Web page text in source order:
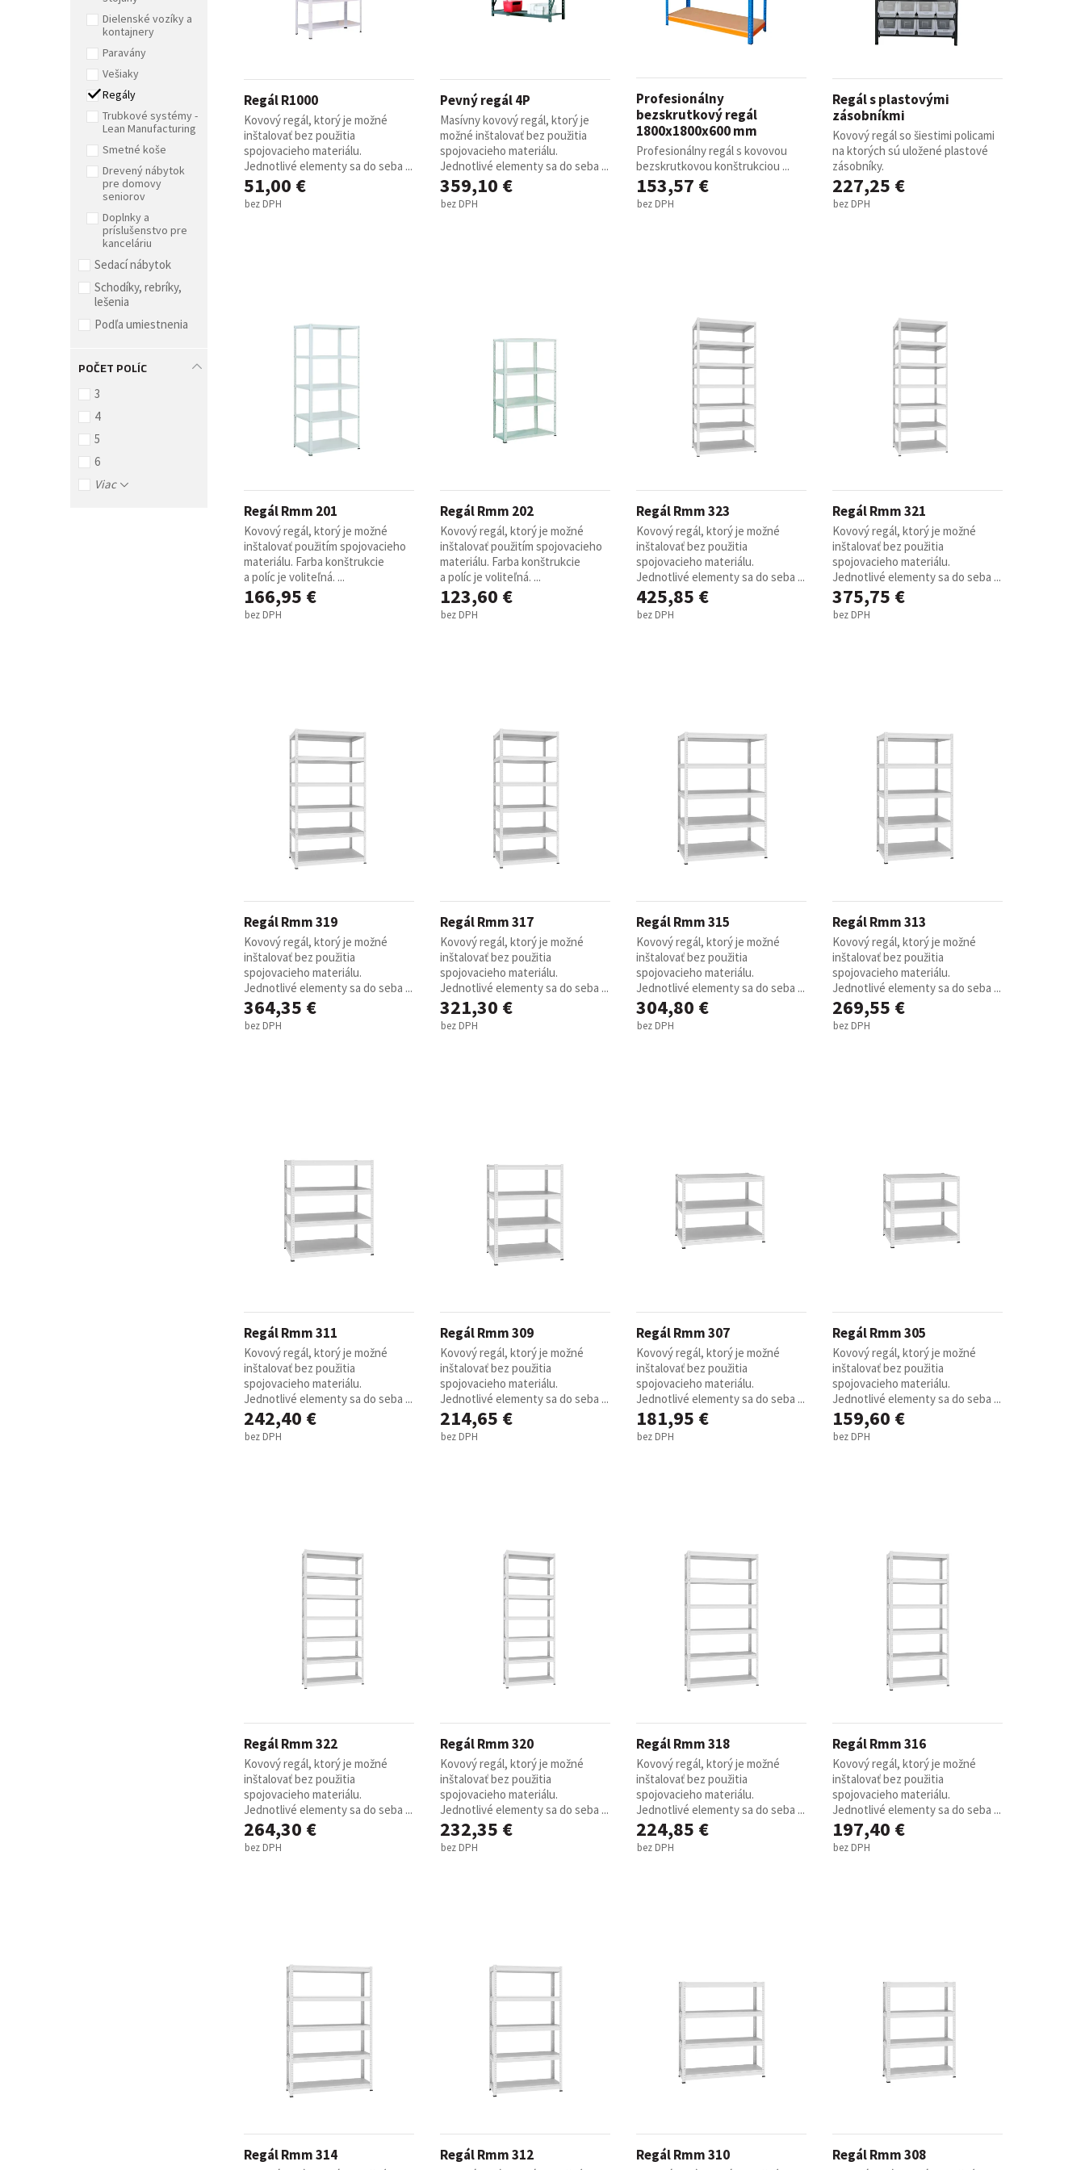
Dielenské vozíky a
kontajnery
Paravány
Vešiaky
Regály
Trubkové systémy -
Lean Manufacturing
Smetné koše
Drevený nábytok
pre domovy
seniorov
Doplnky a
príslušenstvo pre
kanceláriu
Sedací nábytok
Schodíky, rebríky,
lešenia
Podľa umiestnenia
POČET POLÍC
3
4
5
6
Viac
Regál R1000
Kovový regál, ktorý je možné
inštalovať bez použitia
spojovacieho materiálu.
Jednotlivé elementy sa do seba ...
51,00 €
bez DPH
Pevný regál 4P
Masívny kovový regál, ktorý je
možné inštalovať bez použitia
spojovacieho materiálu.
Jednotlivé elementy sa do seba ...
359,10 €
bez DPH
Profesionálny
bezskrutkový regál
1800x1800x600 mm
Profesionálny regál s kovovou
bezskrutkovou konštrukciou ...
153,57 €
bez DPH
Regál s plastovými
zásobníkmi
Kovový regál so šiestimi policami
na ktorých sú uložené plastové
zásobníky.
227,25 €
bez DPH
Regál Rmm 201
Kovový regál, ktorý je možné
inštalovať použitím spojovacieho
materiálu. Farba konštrukcie
a políc je voliteľná. ...
166,95 €
bez DPH
Regál Rmm 202
Kovový regál, ktorý je možné
inštalovať použitím spojovacieho
materiálu. Farba konštrukcie
a políc je voliteľná. ...
123,60 €
bez DPH
Regál Rmm 323
Kovový regál, ktorý je možné
inštalovať bez použitia
spojovacieho materiálu.
Jednotlivé elementy sa do seba ...
425,85 €
bez DPH
Regál Rmm 321
Kovový regál, ktorý je možné
inštalovať bez použitia
spojovacieho materiálu.
Jednotlivé elementy sa do seba ...
375,75 €
bez DPH
Regál Rmm 319
Kovový regál, ktorý je možné
inštalovať bez použitia
spojovacieho materiálu.
Jednotlivé elementy sa do seba ...
364,35 €
bez DPH
Regál Rmm 317
Kovový regál, ktorý je možné
inštalovať bez použitia
spojovacieho materiálu.
Jednotlivé elementy sa do seba ...
321,30 €
bez DPH
Regál Rmm 315
Kovový regál, ktorý je možné
inštalovať bez použitia
spojovacieho materiálu.
Jednotlivé elementy sa do seba ...
304,80 €
bez DPH
Regál Rmm 313
Kovový regál, ktorý je možné
inštalovať bez použitia
spojovacieho materiálu.
Jednotlivé elementy sa do seba ...
269,55 €
bez DPH
Regál Rmm 311
Kovový regál, ktorý je možné
inštalovať bez použitia
spojovacieho materiálu.
Jednotlivé elementy sa do seba ...
242,40 €
bez DPH
Regál Rmm 309
Kovový regál, ktorý je možné
inštalovať bez použitia
spojovacieho materiálu.
Jednotlivé elementy sa do seba ...
214,65 €
bez DPH
Regál Rmm 307
Kovový regál, ktorý je možné
inštalovať bez použitia
spojovacieho materiálu.
Jednotlivé elementy sa do seba ...
181,95 €
bez DPH
Regál Rmm 305
Kovový regál, ktorý je možné
inštalovať bez použitia
spojovacieho materiálu.
Jednotlivé elementy sa do seba ...
159,60 €
bez DPH
Regál Rmm 322
Kovový regál, ktorý je možné
inštalovať bez použitia
spojovacieho materiálu.
Jednotlivé elementy sa do seba ...
264,30 €
bez DPH
Regál Rmm 320
Kovový regál, ktorý je možné
inštalovať bez použitia
spojovacieho materiálu.
Jednotlivé elementy sa do seba ...
232,35 €
bez DPH
Regál Rmm 318
Kovový regál, ktorý je možné
inštalovať bez použitia
spojovacieho materiálu.
Jednotlivé elementy sa do seba ...
224,85 €
bez DPH
Regál Rmm 316
Kovový regál, ktorý je možné
inštalovať bez použitia
spojovacieho materiálu.
Jednotlivé elementy sa do seba ...
197,40 €
bez DPH
Regál Rmm 314 Regál Rmm 312 Regál Rmm 310 Regál Rmm 308